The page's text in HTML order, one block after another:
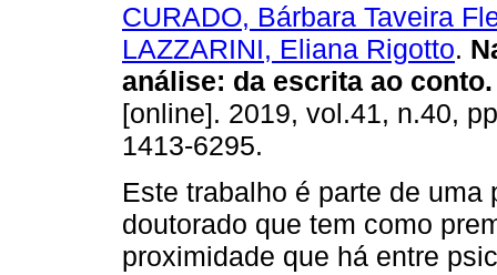
CURADO, Bárbara Taveira
LAZZARINI, Eliana Rigotto.
análise: da escrita ao conto.
[online]. 2019, vol.41, n.40,
1413-6295.
Este trabalho é parte de uma
doutorado que tem como
proximidade que há entre